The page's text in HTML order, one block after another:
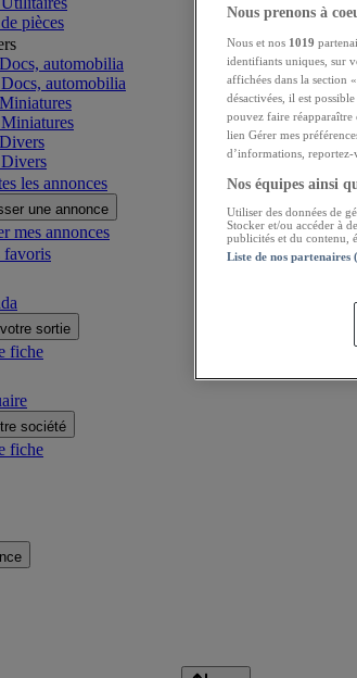
pièces
automobilia
automobilia
les annonces
une annonce
mes annonces
favoris
sortie
fiche
société
fiche
Nous prenons à
Nous et nos 1019
identifiants uniques, sur
affichées dans la section
désactivées, il est
pouvez faire
lien Gérer mes
d’informations,
Nos équipes ainsi
Utiliser des données de
Stocker et/ou accéder à
publicités et du contenu,
Liste de nos partenaires